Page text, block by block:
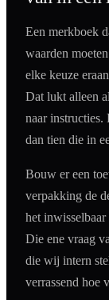
Een merkboek
waarden
elke keuze
Dat lukt alleen
naar instructies.
dan tien die in
Bouw er een
verpakking de
het
Die ene vraag
die wij intern
verrassend hoe